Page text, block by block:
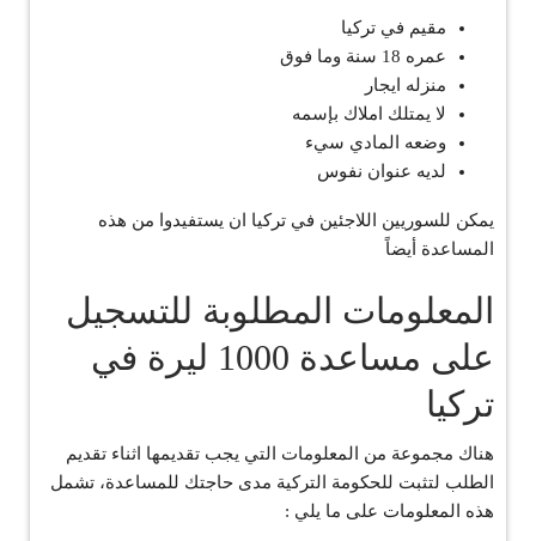
مقيم في تركيا
عمره 18 سنة وما فوق
منزله ايجار
لا يمتلك املاك بإسمه
وضعه المادي سيء
لديه عنوان نفوس
يمكن للسوريين اللاجئين في تركيا ان يستفيدوا من هذه
المساعدة أيضاً
المعلومات المطلوبة للتسجيل
على مساعدة 1000 ليرة في
تركيا
هناك مجموعة من المعلومات التي يجب تقديمها اثناء تقديم
الطلب لتثبت للحكومة التركية مدى حاجتك للمساعدة، تشمل
هذه المعلومات على ما يلي :